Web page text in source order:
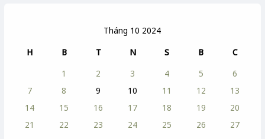
Tháng 10 2024
H
B T N S B
C
1
2 3 4 5
6
7
8 9 10 11 12
13
14
15 16 17 18 19
20
21
22 23 24 25 26
27